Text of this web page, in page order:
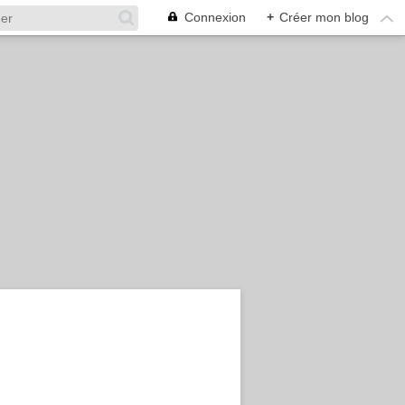
Connexion + Créer mon blog